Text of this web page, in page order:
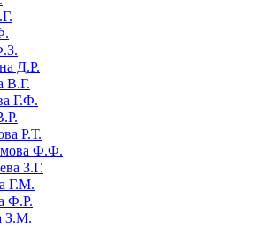
Д.Р.
В.Г.
Г.Ф.
Р.Т.
Ф.Ф.
З.Г.
Г.М.
Ф.Р.
З.М.